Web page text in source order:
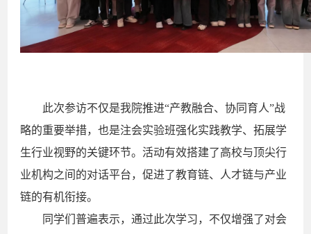
此次参访不仅是我院推进“产教融合、协同育人”战
略的重要举措，也是注会实验班强化实践教学、拓展学
生行业视野的关键环节。活动有效搭建了高校与顶尖行
业机构之间的对话平台，促进了教育链、人才链与产业
链的有机衔接。
同学们普遍表示，通过此次学习，不仅增强了对会